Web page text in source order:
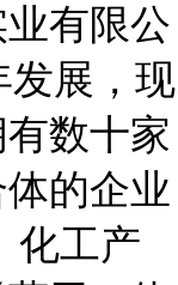
有限公
发展，现
数十家
的企业
化工产